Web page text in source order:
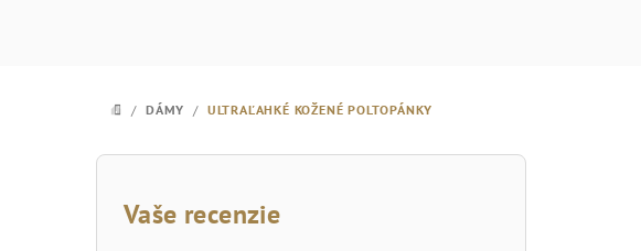
DOMOV
/ DÁMY / ULTRAĽAHKÉ KOŽENÉ POLTOPÁNKY
B
Vaše recenzie